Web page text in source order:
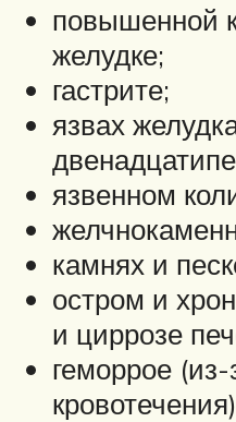
повышенной
желудке;
гастрите;
язвах
язвенном
камнях и
остром и
и циррозе
геморрое